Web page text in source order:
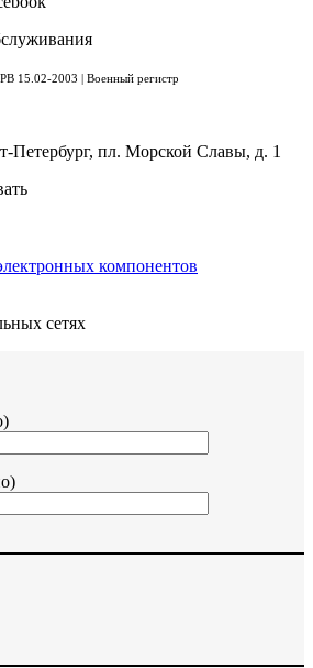
15.02-2003 | Военный регистр
Петербург, пл. Морской Славы, д. 1
компонентов
сетях